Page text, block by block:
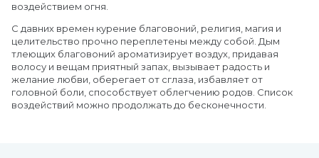
воздействием огня.
С давних времен курение благовоний, религия, магия и
целительство прочно переплетены между собой. Дым
тлеющих благовоний ароматизирует воздух, придавая
волосу и вещам приятный запах, вызывает радость и
желание любви, оберегает от сглаза, избавляет от
головной боли, способствует облегчению родов. Список
воздействий можно продолжать до бесконечности.